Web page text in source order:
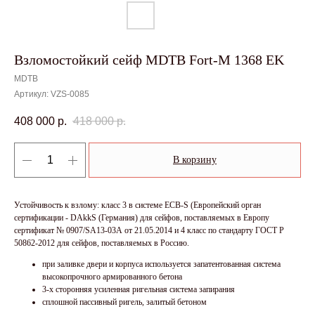
Взломостойкий сейф MDTB Fort-M 1368 EK
MDTB
Артикул: VZS-0085
408 000 р. 418 000 р.
В корзину
Устойчивость к взлому: класс 3 в системе ECB-S (Европейский орган
сертификации - DAkkS (Германия) для сейфов, поставляемых в Европу
сертификат № 0907/SA13-03А от 21.05.2014 и 4 класс по стандарту ГОСТ Р
50862-2012 для сейфов, поставляемых в Россию.
при заливке двери и корпуса используется запатентованная система
высокопрочного армированного бетона
3-х сторонняя усиленная ригельная система запирания
сплошной пассивный ригель, залитый бетоном